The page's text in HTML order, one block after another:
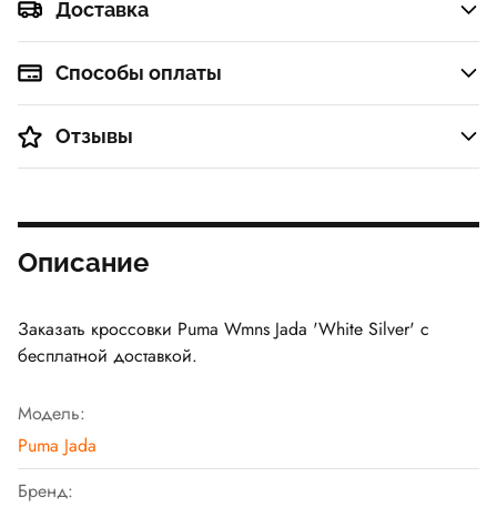
Доставка
Способы оплаты
Отзывы
Описание
Заказать кроссовки Puma Wmns Jada 'White Silver' с
бесплатной доставкой.
Модель:
Puma Jada
Бренд: